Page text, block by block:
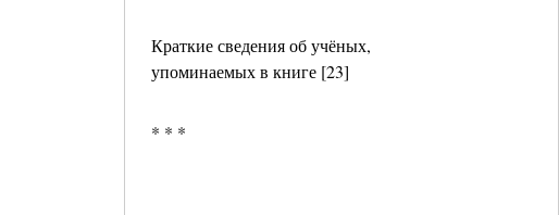
Краткие сведения об учёных,
упоминаемых в книге [23]
* * *